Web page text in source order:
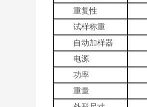
重复性
试样称重
自动加样器
电源
功率
重量